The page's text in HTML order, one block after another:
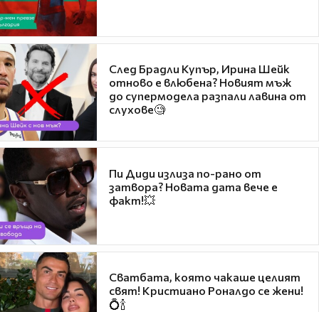
След Брадли Купър, Ирина Шейк
отново е влюбена? Новият мъж
до супермодела разпали лавина от
слухове🧐
Пи Диди излиза по-рано от
затвора? Новата дата вече е
факт!💥
Сватбата, която чакаше целият
свят! Кристиано Роналдо се жени!
💍🍾